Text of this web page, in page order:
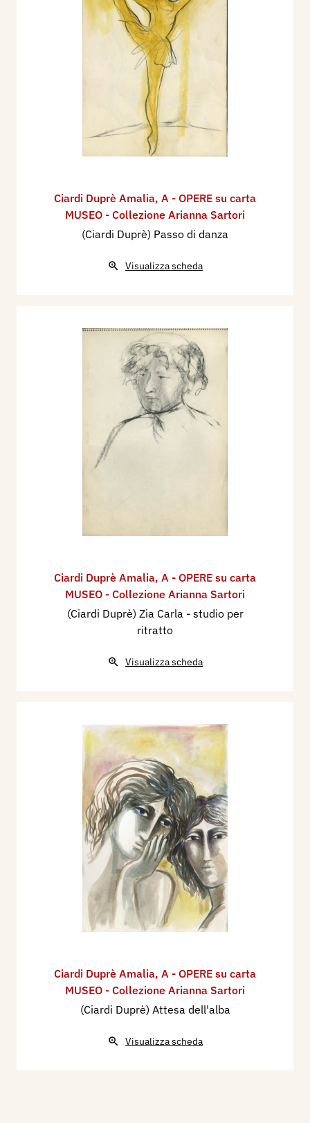
Ciardi Duprè Amalia, A - OPERE su carta
MUSEO - Collezione Arianna Sartori
(Ciardi Duprè) Passo di danza
Visualizza scheda
Ciardi Duprè Amalia, A - OPERE su carta
MUSEO - Collezione Arianna Sartori
(Ciardi Duprè) Zia Carla - studio per
ritratto
Visualizza scheda
Ciardi Duprè Amalia, A - OPERE su carta
MUSEO - Collezione Arianna Sartori
(Ciardi Duprè) Attesa dell'alba
Visualizza scheda